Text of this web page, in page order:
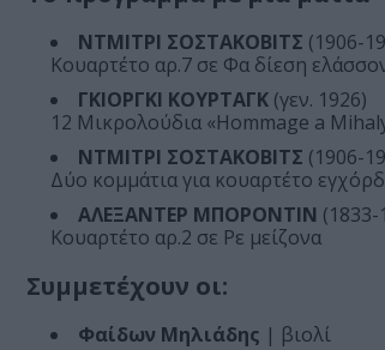
ΝΤΜΙΤΡΙ ΣΟΣΤΑΚΟΒΙΤΣ (1906-
Κουαρτέτο αρ.7 σε Φα δίεση
ΓΚIΟΡΓΚΙ ΚΟΥΡΤΑΓΚ (γεν. 1926)
12 Μικρολούδια «Hommage a
ΝΤΜΙΤΡΙ ΣΟΣΤΑΚΟΒΙΤΣ (1906-
Δύο κομμάτια για κουαρτέτο
ΑΛΕΞΑΝΤΕΡ ΜΠΟΡΟΝΤΙΝ (1833-
Κουαρτέτο αρ.2 σε Ρε μείζονα
Συμμετέχουν οι:
Φαίδων Μηλιάδης | βιολί